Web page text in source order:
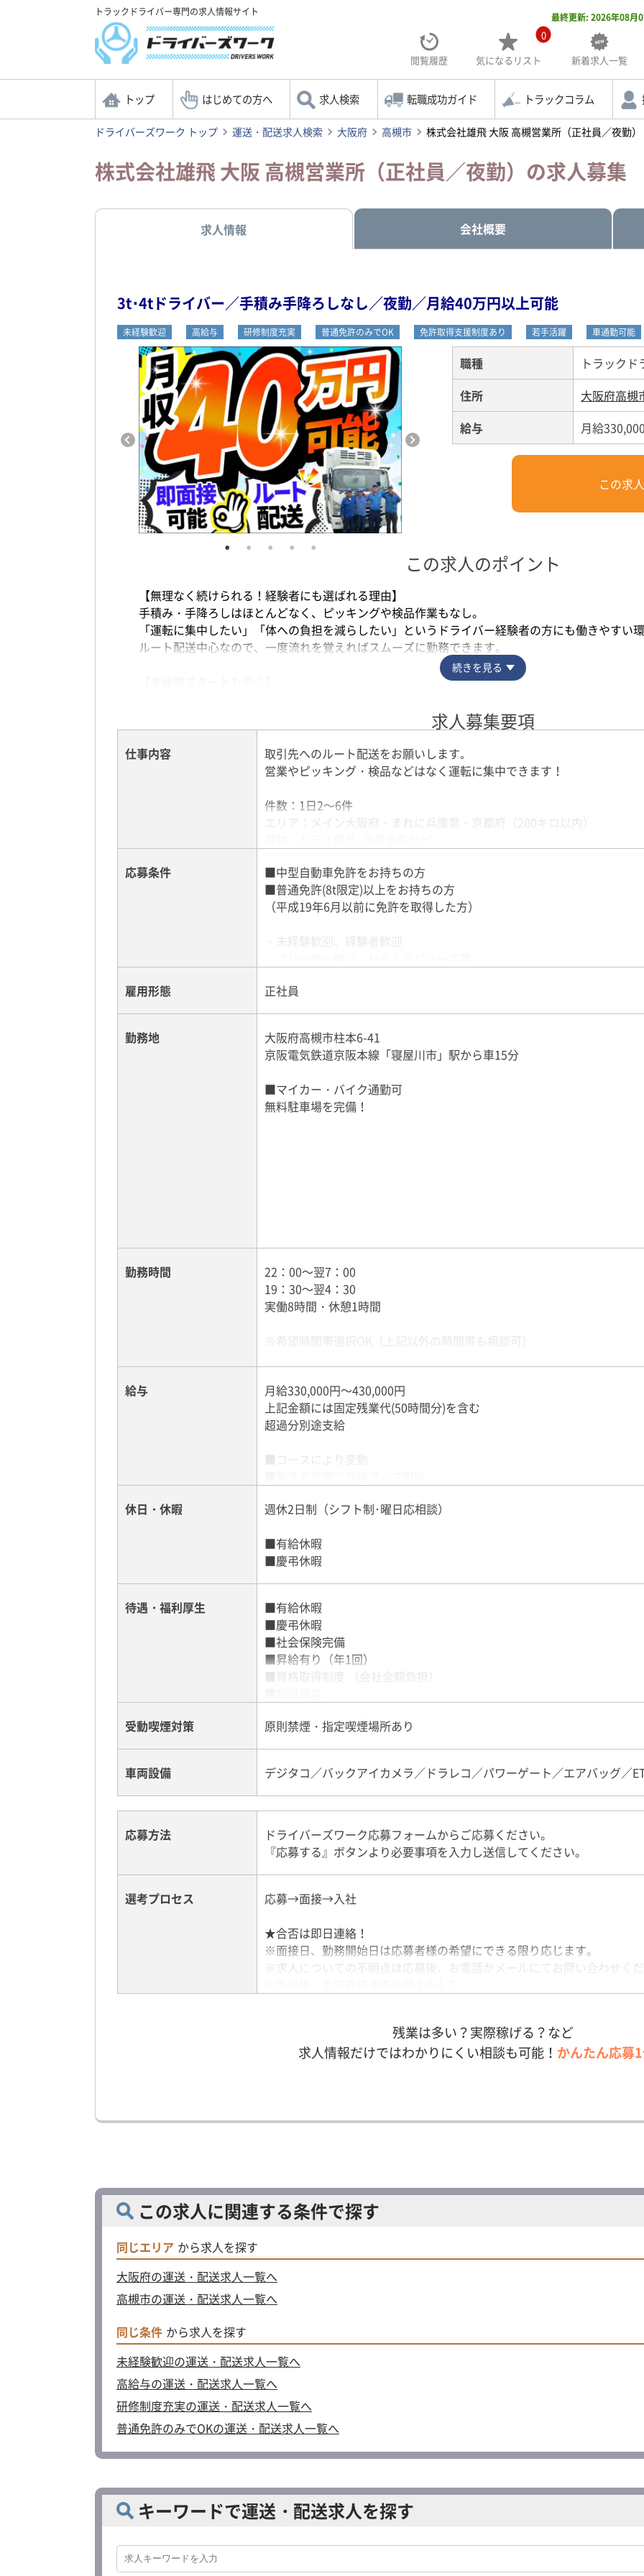
トラックドライバー専門の求人情報サイト 最終更新: 2026年08月
新着求人一覧
閲覧履歴
0
気になる リスト
トップ はじめての方へ 求人検索 転職成功ガイド トラックコラム
ドライバーズワーク トップ 運送・配送求人検索 大阪府 高槻市 株式会社雄飛 大阪 高槻営業所（正社員／夜勤）
株式会社雄飛 大阪 高槻営業所（正社員／夜勤）の求人募集
求人情報 会社概要
3t･4tドライバー／手積み手降ろしなし／夜勤／月給40万円以上可能
未経験歓迎 高給与 研修制度充実 普通免許のみでOK 免許取得支援制度あり 若手活躍 車通勤可能
職種
トラックド
住所
大阪府高槻
給与
月給
この求
この求人のポイント
【無理なく続けられる！経験者にも選ばれる理由】
手積み・手降ろしはほとんどなく、ピッキングや検品作業もなし。
「運転に集中したい」「体への負担を減らしたい」というドライバー経験者の方にも働きやすい環
ルート配送中心なので、一度流れを覚えればスムーズに勤務できます。
近距離メインのルート配送なので、長距離運転や複雑なルートを覚える負担も少なめです。
「ドライバーに挑戦したい」「運転を仕事にしたい」という方も安心して始められます。
【夜勤だから走りやすい】
配送もスムーズに進めやすく、ストレス少なく働けます。
業務は朝方に終了するため、日中の時間を自由に使えるのも夜勤ならではの魅力です。
【働きやすさも充実】
・即面接・最短翌日勤務OK
・マイカー・バイク通勤OK
・固定ルート中心で仕事を覚えやすい
続きを見る
求人募集要項
仕事内容
取引先へのルート配送をお願いします｡
営業やピッキング・検品などはなく運転に集中できます！
件数：1日2～6件
エリア：メイン大阪府・まれに兵庫県・京都府（200キロ以内）
＜研修しっかり＞
横乗りの同乗研修2日～3週間程度、習熟度に合わせてあるので、
摂津市鳥飼上4-4-7（摂津営業所）
高槻市柱本6-41（高槻営業所）
大阪市住之江区（南港営業所）
応募条件
■中型自動車免許をお持ちの方
■普通免許(8t限定)以上をお持ちの方
（平成19年6月以前に免許を取得した方）
・未経験歓迎、経験者歓迎
・学歴不問、ブランクOK
・既卒、第二新卒歓迎
For non-Japanese nationals, please apply only if you are able to read,
雇用形態 正社員
勤務地
大阪府高槻市柱本6-41
京阪電気鉄道京阪本線「寝屋川市」駅から車15分
■マイカー・バイク通勤可
無料駐車場を完備！
勤務時間
22：00～翌7：00
19：30～翌4：30
実働8時間・休憩1時間
※希望時間帯選択OK（上記以外の時間帯も相談可）
遅くなって帰れないなんてことも当然ありません！
給与
月給330,000円～430,000円
上記金額には固定残業代(50時間分)を含む
超過分別途支給
■コースにより変動
先輩ドライバーには月収40万円以上稼ぐ人もいます
休日・休暇
週休2日制（シフト制･曜日応相談）
■有給休暇
■慶弔休暇
待遇・福利厚生
■有給休暇
■慶弔休暇
■社会保険完備
■昇給有り（年1回）
■資格取得制度 （会社全額負担）
■転勤なし
受動喫煙対策 原則禁煙・指定喫煙場所あり
車両設備 デジタコ／バックアイカメラ／ドラレコ／パワーゲート／エアバッグ／
応募方法
ドライバーズワーク応募フォームからご応募ください。
『応募する』ボタンより必要事項を入力し送信してください。
選考プロセス
応募→面接→入社
★合否は即日連絡！
※面接日、勤務開始日は応募者様の希望にできる限り応じます。
※求人についての不明点は応募後、お電話かメールにてお問い合わせく
残業は多い？実際稼げる？など
求人情報だけではわかりにくい相談も可能！ かんたん応募1
この求人に関連する条件で探す
同じエリア から求人を探す
大阪府の運送・配送求人一覧へ
高槻市の運送・配送求人一覧へ
同じ条件 から求人を探す
未経験歓迎の運送・配送求人一覧へ
高給与の運送・配送求人一覧へ
研修制度充実の運送・配送求人一覧へ
普通免許のみでOKの運送・配送求人一覧へ
キーワードで運送・配送求人を探す